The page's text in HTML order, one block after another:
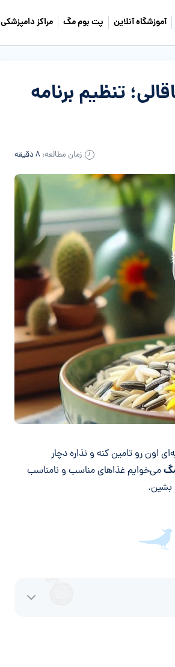
آموزشگاه آنلاین پت بوم مگ مراکز دامپزشکی
تنظیم برنامه
زمان مطالعه: ۸ دقیقه
اون رو تامین کنه و نذاره دچار
می‌خوایم غذاهای مناسب و نامناسب
بشین.